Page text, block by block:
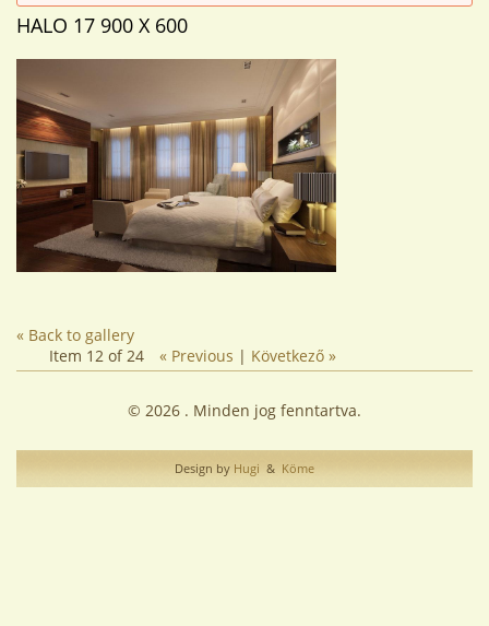
HALO 17 900 X 600
« Back to gallery
Item 12 of 24
« Previous | Következő »
© 2026 . Minden jog fenntartva.
Design by Hugi & Köme